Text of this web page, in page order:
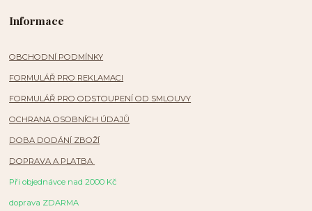
Informace
OBCHODNÍ PODMÍNKY
FORMULÁŘ PRO REKLAMACI
FORMULÁŘ PRO ODSTOUPENÍ OD SMLOUVY
OCHRANA OSOBNÍCH ÚDAJŮ
DOBA DODÁNÍ ZBOŽÍ
DOPRAVA A PLATBA
Při objednávce nad 2000 Kč
doprava ZDARMA